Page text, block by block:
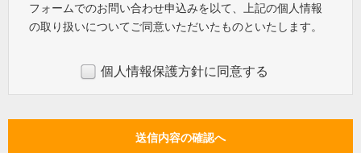
フォームでのお問い合わせ申込みを以て、上記の個人情報
の取り扱いについてご同意いただいたものといたします。
個人情報保護方針に同意する